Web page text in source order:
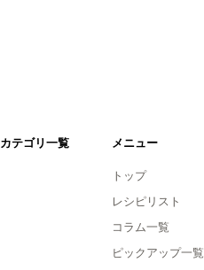
カテゴリ一覧 メニュー
トップ
レシピリスト
コラム一覧
ピックアップ一覧